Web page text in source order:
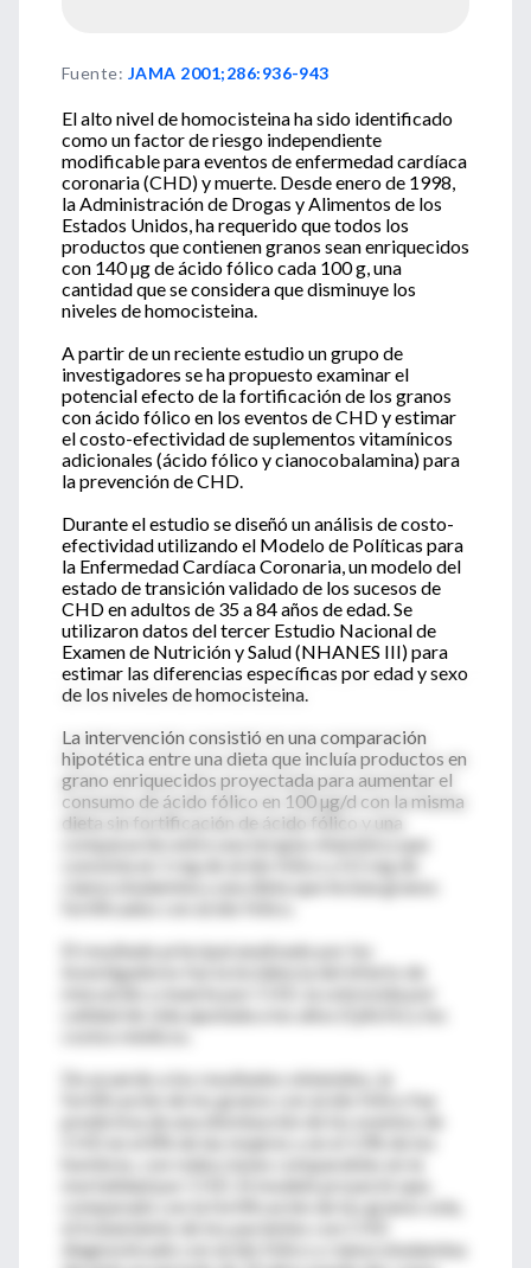
Fuente: JAMA 2001;286:936-943
El alto nivel de homocisteina ha sido identificado
como un factor de riesgo independiente
modificable para eventos de enfermedad cardíaca
coronaria (CHD) y muerte. Desde enero de 1998,
la Administración de Drogas y Alimentos de los
Estados Unidos, ha requerido que todos los
productos que contienen granos sean enriquecidos
con 140 µg de ácido fólico cada 100 g, una
cantidad que se considera que disminuye los
niveles de homocisteina.
A partir de un reciente estudio un grupo de
investigadores se ha propuesto examinar el
potencial efecto de la fortificación de los granos
con ácido fólico en los eventos de CHD y estimar
el costo-efectividad de suplementos vitamínicos
adicionales (ácido fólico y cianocobalamina) para
la prevención de CHD.
Durante el estudio se diseñó un análisis de costo-
efectividad utilizando el Modelo de Políticas para
la Enfermedad Cardíaca Coronaria, un modelo del
estado de transición validado de los sucesos de
CHD en adultos de 35 a 84 años de edad. Se
utilizaron datos del tercer Estudio Nacional de
Examen de Nutrición y Salud (NHANES III) para
estimar las diferencias específicas por edad y sexo
de los niveles de homocisteina.
La intervención consistió en una comparación
hipotética entre una dieta que incluía productos en
grano enriquecidos proyectada para aumentar el
consumo de ácido fólico en 100 µg/d con la misma
dieta sin fortificación de ácido fólico y una
comparación entre una terapia vitamínica que
cianocobalamina y una dieta que incluía granos
El resultado principal analizado por los
investigadores fue la incidencia del infarto de
De acuerdo a los resultados obtenidos, la
fortificación de los granos con ácido fólico fue
comparado con la fortificación de los granos sola,
diagnosticado con ácido fólico y cianocobalamina